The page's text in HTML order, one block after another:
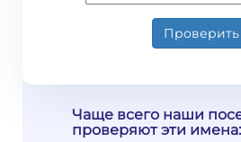
Проверить
Чаще всего наши
проверяют эти имена: